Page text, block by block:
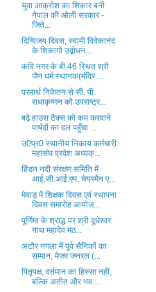
युवा आक्रोश का शिकार बनी
नेपाल की ओली सरकार -
जिते...
दिग्विजय दिवस, स्वामी विवेकानंद
के शिकागो उद्बोधन...
कवि नगर के.बी.46 स्थित श्री
जैन धर्म स्थानक(मंदिर ...
परमार्थ निकेतन से सी. पी.
राधाकृष्णन को उपराष्ट्र...
बढ़े हाउस टैक्स को कम करवाने
पार्षदों का दल पहुँचा ...
उ0प्र0 स्थानीय निकाय कर्मचारी
महासंघ प्रदेश अध्यक्...
हिंडन नदी संरक्षण समिति में
आई.सी.आई.एम. चेयरमैन ए...
मेवाड़ में शिक्षक दिवस एवं स्थापना
दिवस समारोह आयोज...
पूर्णिमा के श्राद्ध पर श्री दूधेश्वर
नाथ महादेव मठ...
अटौर नगला में पूर्व सैनिकों का
सम्मान, मेजर जनरल (...
पितृपक्ष, वर्तमान का हिस्सा नहीं,
बल्कि अतीत और भव...